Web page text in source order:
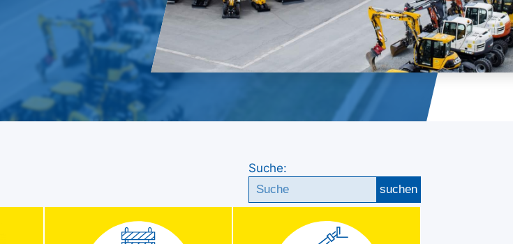
Suche:
suchen